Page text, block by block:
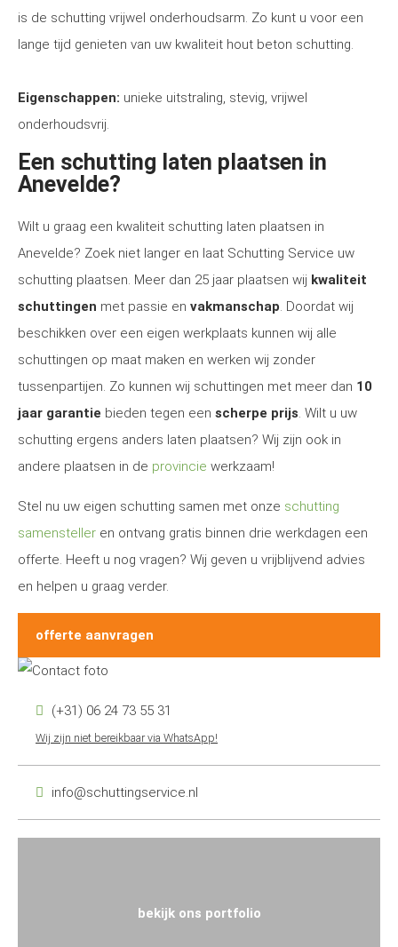
is de schutting vrijwel onderhoudsarm. Zo kunt u voor een
lange tijd genieten van uw kwaliteit hout beton schutting.
Eigenschappen: unieke uitstraling, stevig, vrijwel
onderhoudsvrij.
Een schutting laten plaatsen in
Anevelde?
Wilt u graag een kwaliteit schutting laten plaatsen in
Anevelde? Zoek niet langer en laat Schutting Service uw
schutting plaatsen. Meer dan 25 jaar plaatsen wij kwaliteit
schuttingen met passie en vakmanschap. Doordat wij
beschikken over een eigen werkplaats kunnen wij alle
schuttingen op maat maken en werken wij zonder
tussenpartijen. Zo kunnen wij schuttingen met meer dan 10
jaar garantie bieden tegen een scherpe prijs. Wilt u uw
schutting ergens anders laten plaatsen? Wij zijn ook in
andere plaatsen in de provincie werkzaam!
Stel nu uw eigen schutting samen met onze schutting
samensteller en ontvang gratis binnen drie werkdagen een
offerte. Heeft u nog vragen? Wij geven u vrijblijvend advies
en helpen u graag verder.
offerte aanvragen
(+31) 06 24 73 55 31
Wij zijn niet bereikbaar via WhatsApp!
info@schuttingservice.nl
bekijk ons portfolio